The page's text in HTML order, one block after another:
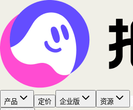
产品 定价 企业版 资源